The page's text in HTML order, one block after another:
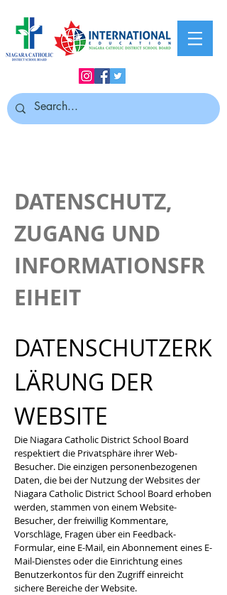
DATENSCHUTZ,
ZUGANG UND
INFORMATIONSFR
EIHEIT
DATENSCHUTZERK
LÄRUNG DER
WEBSITE
Die Niagara Catholic District School Board
respektiert die Privatsphäre ihrer Web-
Besucher. Die einzigen personenbezogenen
Daten, die bei der Nutzung der Websites der
Niagara Catholic District School Board erhoben
werden, stammen von einem Website-
Besucher, der freiwillig Kommentare,
Vorschläge, Fragen über ein Feedback-
Formular, eine E-Mail, ein Abonnement eines E-
Mail-Dienstes oder die Einrichtung eines
Benutzerkontos für den Zugriff einreicht
sichere Bereiche der Website.